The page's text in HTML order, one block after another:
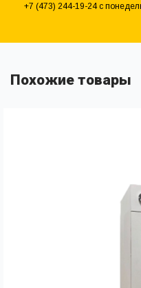
+7 (473) 244-19-24 с
Похожие товары